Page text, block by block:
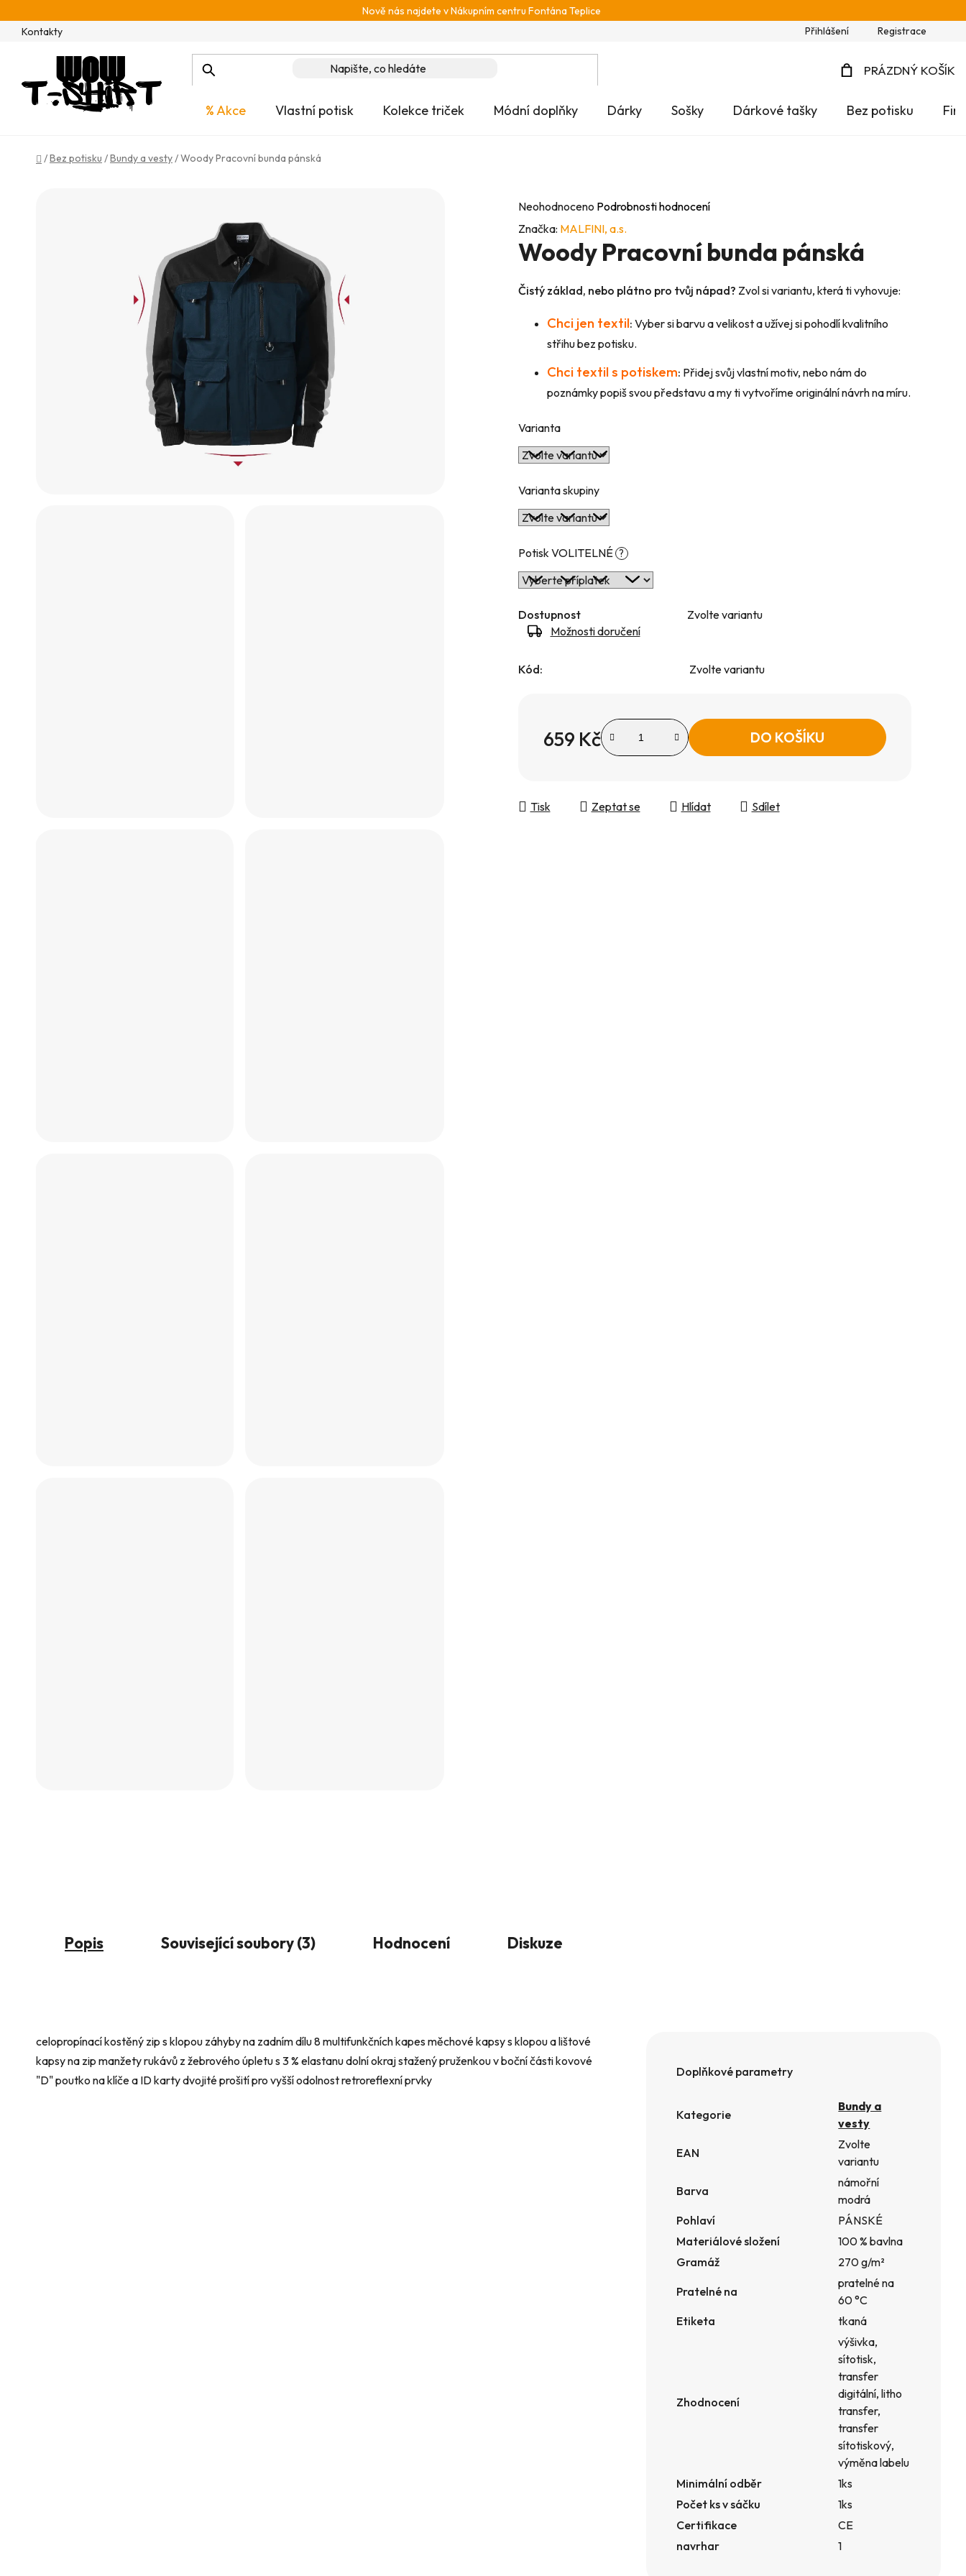
na
obsah
Nově nás najdete v Nákupním centru Fontána Teplice
Kontakty
Přihlášení Registrace
PRÁZDNÝ KOŠÍK
% Akce Vlastní potisk Kolekce triček Módní doplňky Dárky Sošky Dárkové tašky Bez potisku
Domů
/Bez potisku /Bundy a vesty/Woody Pracovní bunda pánská
Průměrné
hodnocení
produktu
je
0,0
hvězdiček.
Neohodnoceno Podrobnosti hodnocení
Značka: MALFINI, a.s.
Woody Pracovní bunda pánská
Čistý základ, nebo plátno pro tvůj nápad? Zvol si variantu, která ti vyhovuje:
Chci jen textil: Vyber si barvu a velikost a užívej si pohodlí kvalitního
střihu bez potisku.
Chci textil s potiskem: Přidej svůj vlastní motiv, nebo nám do
poznámky popiš svou představu a my ti vytvoříme originální návrh na míru.
Varianta
Varianta skupiny
Potisk VOLITELNÉ ?
Dostupnost
Zvolte variantu
Možnosti doručení
Kód: Zvolte variantu
659 Kč DO KOŠÍKU
Tisk Zeptat se Hlídat Sdílet
Popis Související soubory (3) Hodnocení Diskuze
celopropínací kostěný zip s klopou záhyby na zadním dílu 8 multifunkčních kapes měchové kapsy s klopou a lištové
kapsy na zip manžety rukávů z žebrového úpletu s 3 % elastanu dolní okraj stažený pruženkou v boční části kovové
"D" poutko na klíče a ID karty dvojité prošití pro vyšší odolnost retroreflexní prvky
Doplňkové parametry
Kategorie
Bundy a
vesty
EAN
Zvolte
variantu
Barva
námořní
modrá
Pohlaví
PÁNSKÉ
Materiálové složení
100 % bavlna
Gramáž
270 g/m²
Pratelné na
pratelné na
60 °C
Etiketa
tkaná
Zhodnocení
výšivka,
sítotisk,
transfer
digitální, litho
transfer,
transfer
sítotiskový,
výměna labelu
Minimální odběr
1ks
Počet ks v sáčku
1ks
Certifikace
CE
navrhar
1